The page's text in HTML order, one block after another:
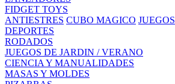
FIDGET TOYS
ANTIESTRES CUBO MAGICO JUEGOS
DEPORTES
RODADOS
JUEGOS DE JARDIN / VERANO
CIENCIA Y MANUALIDADES
MASAS Y MOLDES